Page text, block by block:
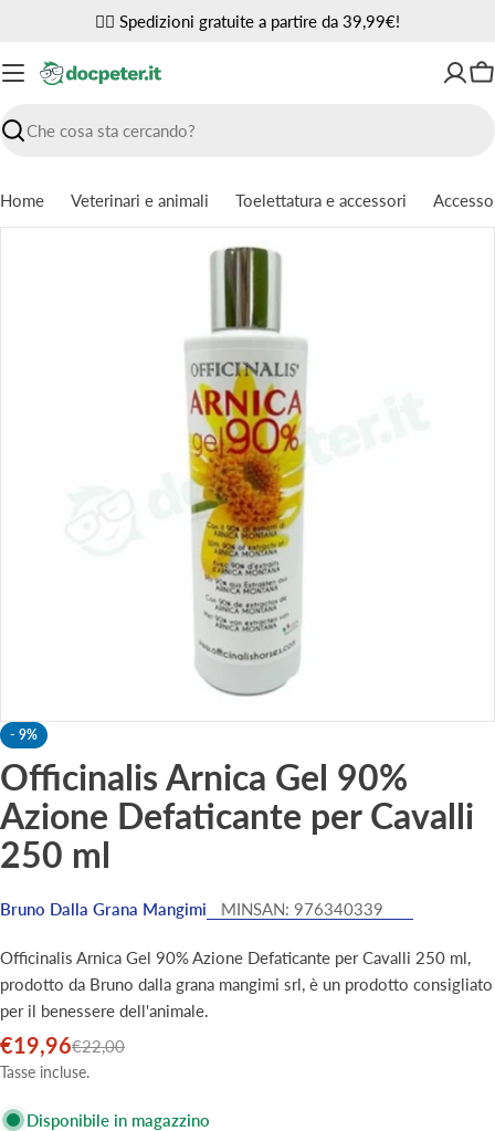
contenuto
✌🏼 Spedizioni gratuite a partire da 39,99€!
Ricerca
Home Veterinari e animali Toelettatura e accessori
Apri supporto 0 in modalità modale
- 9%
Officinalis Arnica Gel 90%
Azione Defaticante per Cavalli
250 ml
Bruno Dalla Grana Mangimi MINSAN: 976340339
Officinalis Arnica Gel 90% Azione Defaticante per Cavalli 250 ml,
prodotto da Bruno dalla grana mangimi srl, è un prodotto consigliato
per il benessere dell'animale.
Prezzo
di
€19,96
Prezzo
normale
€22,00
Tasse incluse.
Disponibile in magazzino